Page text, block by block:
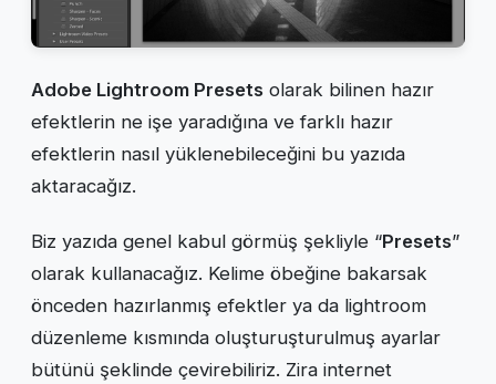
Adobe Lightroom Presets olarak bilinen hazır
efektlerin ne işe yaradığına ve farklı hazır
efektlerin nasıl yüklenebileceğini bu yazıda
aktaracağız.
Biz yazıda genel kabul görmüş şekliyle “Presets”
olarak kullanacağız. Kelime öbeğine bakarsak
önceden hazırlanmış efektler ya da lightroom
düzenleme kısmında oluşturuşturulmuş ayarlar
bütünü şeklinde çevirebiliriz. Zira internet